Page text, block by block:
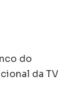
do
da TV